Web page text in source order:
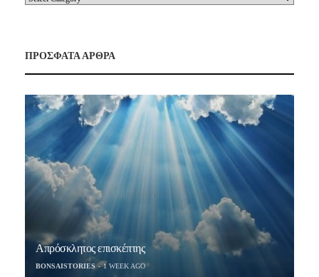
ΠΡΟΣΦΑΤΑ ΑΡΘΡΑ
Απρόσκλητος επισκέπτης
BONSAISTORIES 1 WEEK AGO